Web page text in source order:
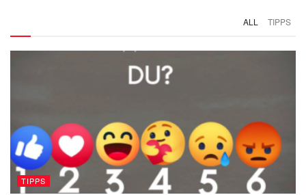
ALL TIPPS
TIPPS